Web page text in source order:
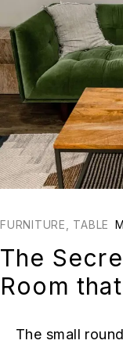
FURNITURE TABLE
The
Room
The small